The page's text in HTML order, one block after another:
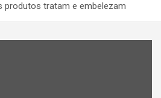
produtos tratam e embelezam